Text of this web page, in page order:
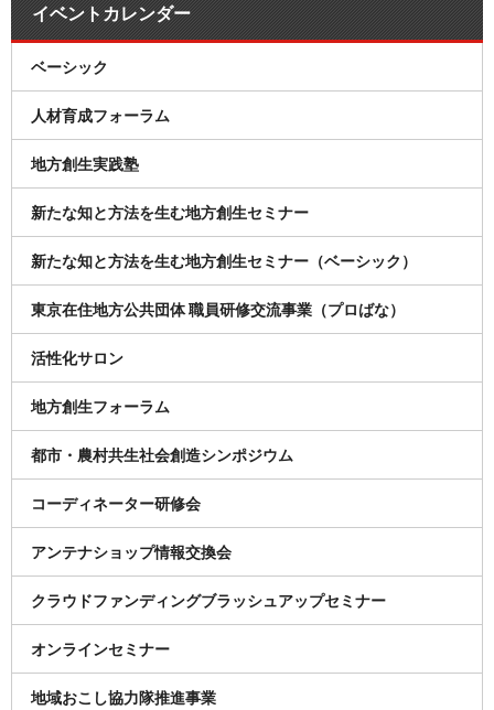
イベントカレンダー
ベーシック
人材育成フォーラム
地方創生実践塾
新たな知と方法を生む地方創生セミナー
新たな知と方法を生む地方創生セミナー（ベーシック）
東京在住地方公共団体 職員研修交流事業（プロばな）
活性化サロン
地方創生フォーラム
都市・農村共生社会創造シンポジウム
コーディネーター研修会
アンテナショップ情報交換会
クラウドファンディングブラッシュアップセミナー
オンラインセミナー
地域おこし協力隊推進事業